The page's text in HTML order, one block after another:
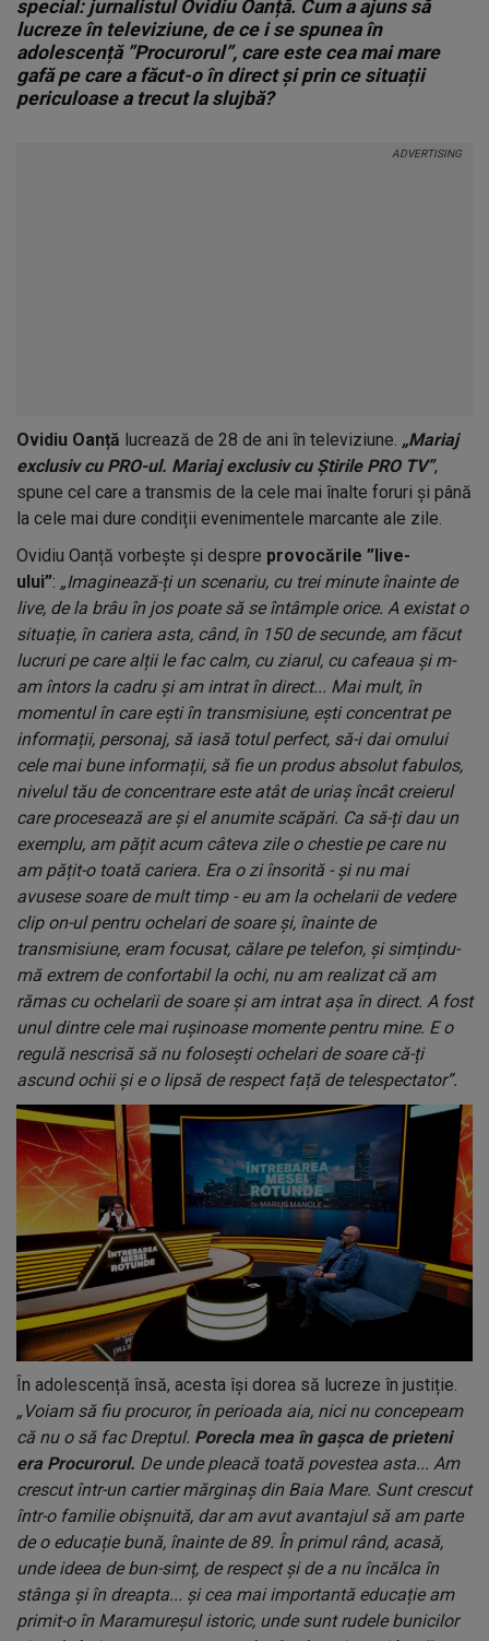
special: jurnalistul Ovidiu Oanță. Cum a ajuns să
lucreze în televiziune, de ce i se spunea în
adolescență ”Procurorul”, care este cea mai mare
gafă pe care a făcut-o în direct și prin ce situații
periculoase a trecut la slujbă?
Ovidiu Oanță lucrează de 28 de ani în televiziune. „Mariaj
exclusiv cu PRO-ul. Mariaj exclusiv cu Știrile PRO TV”,
spune cel care a transmis de la cele mai înalte foruri și până
la cele mai dure condiții evenimentele marcante ale zile.
Ovidiu Oanță vorbește și despre provocările ”live-
ului”: „Imaginează-ți un scenariu, cu trei minute înainte de
live, de la brâu în jos poate să se întâmple orice. A existat o
situație, în cariera asta, când, în 150 de secunde, am făcut
lucruri pe care alții le fac calm, cu ziarul, cu cafeaua și m-
am întors la cadru și am intrat în direct... Mai mult, în
momentul în care ești în transmisiune, ești concentrat pe
informații, personaj, să iasă totul perfect, să-i dai omului
cele mai bune informații, să fie un produs absolut fabulos,
nivelul tău de concentrare este atât de uriaș încât creierul
care procesează are și el anumite scăpări. Ca să-ți dau un
exemplu, am pățit acum câteva zile o chestie pe care nu
am pățit-o toată cariera. Era o zi însorită - și nu mai
avusese soare de mult timp - eu am la ochelarii de vedere
clip on-ul pentru ochelari de soare și, înainte de
transmisiune, eram focusat, călare pe telefon, și simțindu-
mă extrem de confortabil la ochi, nu am realizat că am
rămas cu ochelarii de soare și am intrat așa în direct. A fost
unul dintre cele mai rușinoase momente pentru mine. E o
regulă nescrisă să nu folosești ochelari de soare că-ți
ascund ochii și e o lipsă de respect față de telespectator”.
În adolescență însă, acesta își dorea să lucreze în justiție.
„Voiam să fiu procuror, în perioada aia, nici nu concepeam
că nu o să fac Dreptul. Porecla mea în gașca de prieteni
era Procurorul. De unde pleacă toată povestea asta... Am
crescut într-un cartier mărginaș din Baia Mare. Sunt crescut
într-o familie obișnuită, dar am avut avantajul să am parte
de o educație bună, înainte de 89. În primul rând, acasă,
unde ideea de bun-simț, de respect și de a nu încălca în
stânga și în dreapta... și cea mai importantă educație am
primit-o în Maramureșul istoric, unde sunt rudele bunicilor